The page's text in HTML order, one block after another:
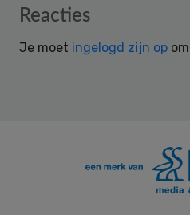
Reader
Reacties
Je moet ingelogd zijn op